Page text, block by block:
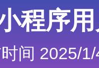
程序
间 2025/